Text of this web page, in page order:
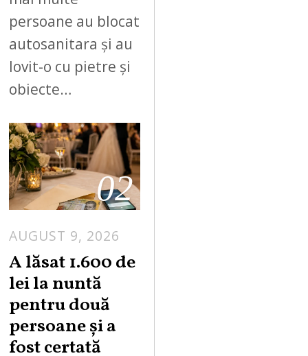
persoane au blocat
autosanitara și au
lovit-o cu pietre și
obiecte…
02
AUGUST 9, 2026
A lăsat 1.600 de
lei la nuntă
pentru două
persoane și a
fost certată